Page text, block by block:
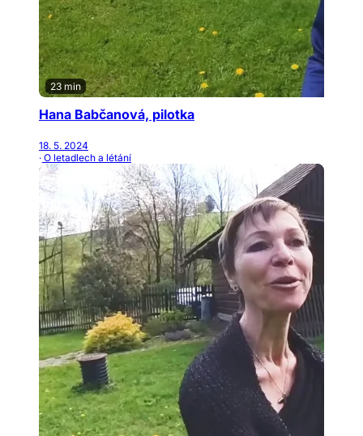
23 min
Hana Babčanová, pilotka
18. 5. 2024
· O letadlech a létání